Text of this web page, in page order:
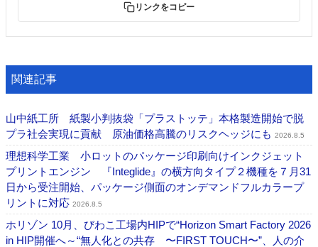
リンクをコピー
関連記事
山中紙工所 紙製小判抜袋「プラストッテ」本格製造開始で脱
プラ社会実現に貢献 原油価格高騰のリスクヘッジにも 2026.8.5
理想科学工業 小ロットのパッケージ印刷向けインクジェット
プリントエンジン 『Integlide』の横方向タイプ２機種を７月31
日から受注開始、パッケージ側面のオンデマンドフルカラープ
リントに対応 2026.8.5
ホリゾン 10月、びわこ工場内HIPで“Horizon Smart Factory 2026
in HIP開催へ～“無人化との共存 〜FIRST TOUCH〜”、人の介